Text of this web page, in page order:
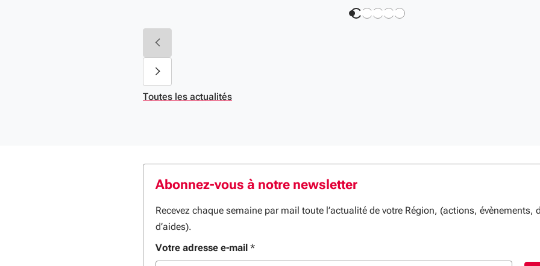
Toutes les actualités
Abonnez-vous à notre newsletter
Recevez chaque semaine par mail toute l’actualité de votre Région, (actions, évènements,
d’aides).
Votre adresse e-mail *